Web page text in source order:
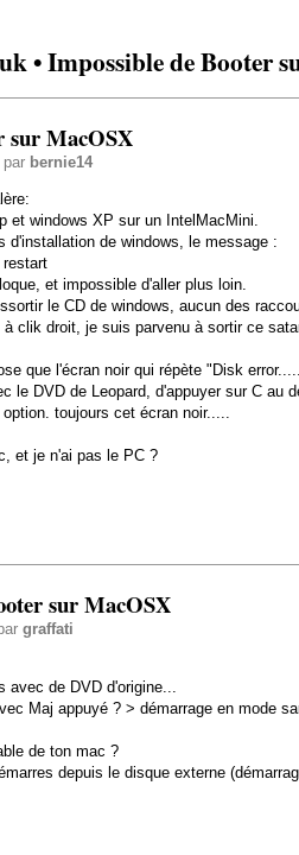
• Impossible de Booter
sur MacOSX
bernie14
et windows XP sur un IntelMacMini.
d'installation de windows, le message :
et impossible d'aller plus loin.
le CD de windows, aucun des
clik droit, je suis parvenu à sortir ce
que l'écran noir qui répète "Disk
le DVD de Leopard, d'appuyer sur C au
toujours cet écran noir.....
et je n'ai pas le PC ?
sur MacOSX
graffati
avec de DVD d'origine...
Maj appuyé ? > démarrage en mode
de ton mac ?
depuis le disque externe